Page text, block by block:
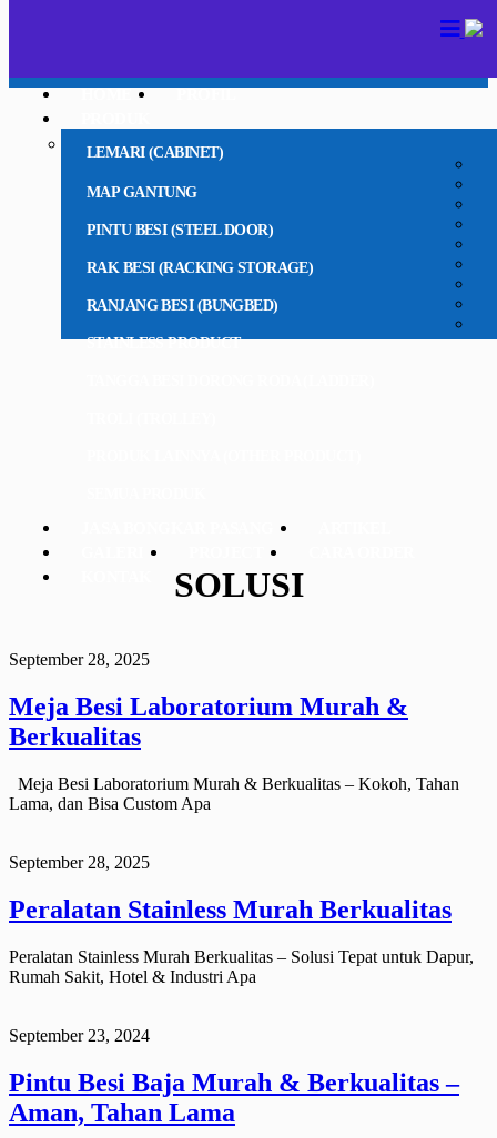
LEMARI (CABINET)
MAP GANTUNG
PINTU BESI (STEEL DOOR)
RAK BESI (RACKING STORAGE)
RANJANG BESI (BUNGBED)
STAINLESS PRODUCT
SOLUSI
September 28, 2025
Meja Besi Laboratorium Murah &
Berkualitas
Meja Besi Laboratorium Murah & Berkualitas – Kokoh, Tahan
Lama, dan Bisa Custom Apa
September 28, 2025
Peralatan Stainless Murah Berkualitas
Peralatan Stainless Murah Berkualitas – Solusi Tepat untuk Dapur,
Rumah Sakit, Hotel & Industri Apa
September 23, 2024
Pintu Besi Baja Murah & Berkualitas –
Aman, Tahan Lama